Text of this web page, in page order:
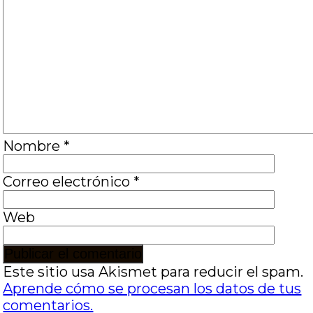
Nombre *
Correo electrónico *
Web
Este sitio usa Akismet para reducir el spam.
Aprende cómo se procesan los datos de tus
comentarios.